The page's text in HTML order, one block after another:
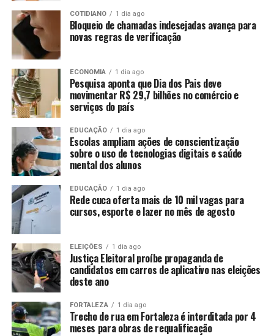
COTIDIANO 1 dia ago
Bloqueio de chamadas indesejadas avança para
novas regras de verificação
ECONOMIA 1 dia ago
Pesquisa aponta que Dia dos Pais deve
movimentar R$ 29,7 bilhões no comércio e
serviços do país
EDUCAÇÃO 1 dia ago
Escolas ampliam ações de conscientização
sobre o uso de tecnologias digitais e saúde
mental dos alunos
EDUCAÇÃO 1 dia ago
Rede cuca oferta mais de 10 mil vagas para
cursos, esporte e lazer no mês de agosto
ELEIÇÕES 1 dia ago
Justiça Eleitoral proíbe propaganda de
candidatos em carros de aplicativo nas eleições
deste ano
FORTALEZA 1 dia ago
Trecho de rua em Fortaleza é interditada por 4
meses para obras de requalificação